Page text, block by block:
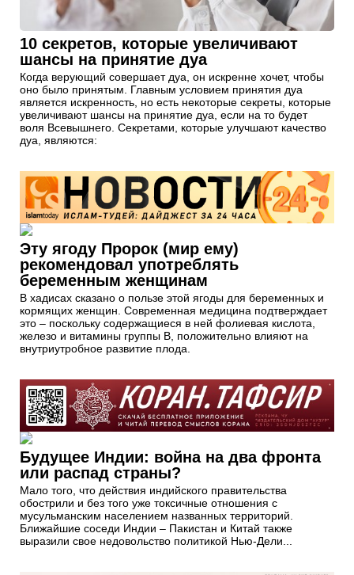
10 секретов, которые увеличивают
шансы на принятие дуа
Когда верующий совершает дуа, он искренне хочет, чтобы
оно было принятым. Главным условием принятия дуа
является искренность, но есть некоторые секреты, которые
увеличивают шансы на принятие дуа, если на то будет
воля Всевышнего. Секретами, которые улучшают качество
дуа, являются:
Эту ягоду Пророк (мир ему)
рекомендовал употреблять
беременным женщинам
В хадисах сказано о пользе этой ягоды для беременных и
кормящих женщин. Современная медицина подтверждает
это – поскольку содержащиеся в ней фолиевая кислота,
железо и витамины группы В, положительно влияют на
внутриутробное развитие плода.
Будущее Индии: война на два фронта
или распад страны?
Мало того, что действия индийского правительства
обострили и без того уже токсичные отношения с
мусульманским населением названных территорий.
Ближайшие соседи Индии – Пакистан и Китай также
выразили свое недовольство политикой Нью-Дели...